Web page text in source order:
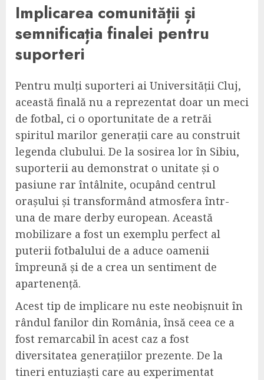
Implicarea comunității și
semnificația finalei pentru
suporteri
Pentru mulți suporteri ai Universității Cluj,
această finală nu a reprezentat doar un meci
de fotbal, ci o oportunitate de a retrăi
spiritul marilor generații care au construit
legenda clubului. De la sosirea lor în Sibiu,
suporterii au demonstrat o unitate și o
pasiune rar întâlnite, ocupând centrul
orașului și transformând atmosfera într-
una de mare derby european. Această
mobilizare a fost un exemplu perfect al
puterii fotbalului de a aduce oamenii
împreună și de a crea un sentiment de
apartenență.
Acest tip de implicare nu este neobișnuit în
rândul fanilor din România, însă ceea ce a
fost remarcabil în acest caz a fost
diversitatea generațiilor prezente. De la
tineri entuziaști care au experimentat